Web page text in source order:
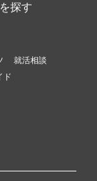
探す
就活相談
ド